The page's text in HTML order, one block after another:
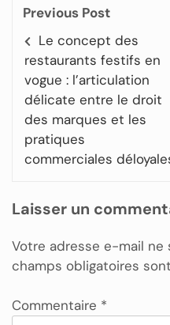
Previous Post
Le concept des
restaurants festifs en
vogue : l’articulation
délicate entre le droit
des marques et les
pratiques
commerciales
Laisser un
Votre adresse e-mail ne
champs obligatoires
Commentaire *